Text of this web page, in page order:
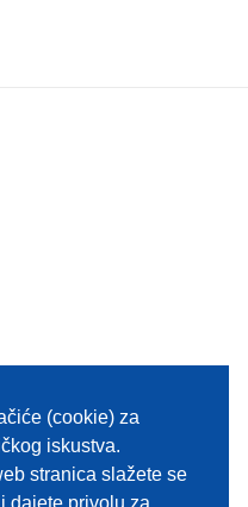
(cookie) za
iskustva.
stranica slažete se